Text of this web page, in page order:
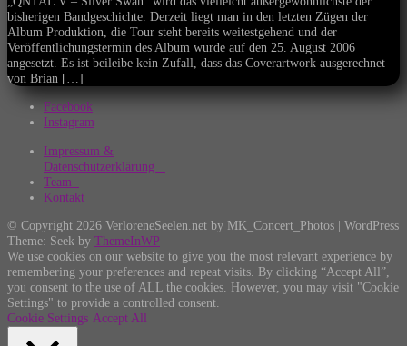
bisherigen Bandgeschichte. Derzeit liegt man in den letzten Zügen der
Album Produktion, die Tour steht bereits weitestgehend und der
Veröffentlichungstermin des Album wurde auf den 25. August 2006
angesetzt. Es ist beileibe kein Zufall, dass das Coverartwork ausgerechnet
von Brian […]
Facebook
Instagram
Impressum &
Datenschutzerklärung
Team
Kontakt
© Copyright 2026 VerloreneSeelen.net by MK_Concert_Photos | WordPress
Theme: Seek by ThemeInWP
We use cookies on our website to give you the most relevant experience by
remembering your preferences and repeat visits. By clicking “Accept All”,
you consent to the use of ALL the cookies. However, you may visit "Cookie
Settings" to provide a controlled consent.
Cookie Settings Accept All